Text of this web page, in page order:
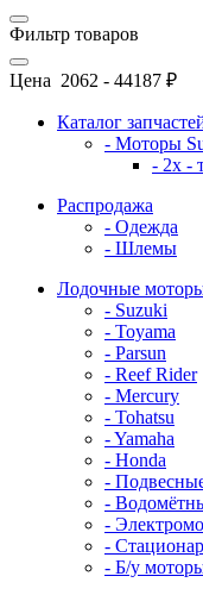
Фильтр товаров
Цена 2062 - 44187 ₽
Каталог
- Моторы
- 2x -
Распродажа
- Одежда
- Шлемы
Лодочные
- Suzuki
- Toyama
- Parsun
- Reef Rider
- Mercury
- Tohatsu
- Yamaha
- Honda
-
-
-
-
- Б/у